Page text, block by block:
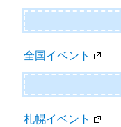
ビ
ゲ
ー
シ
ョ
全国イベント
札幌イベント